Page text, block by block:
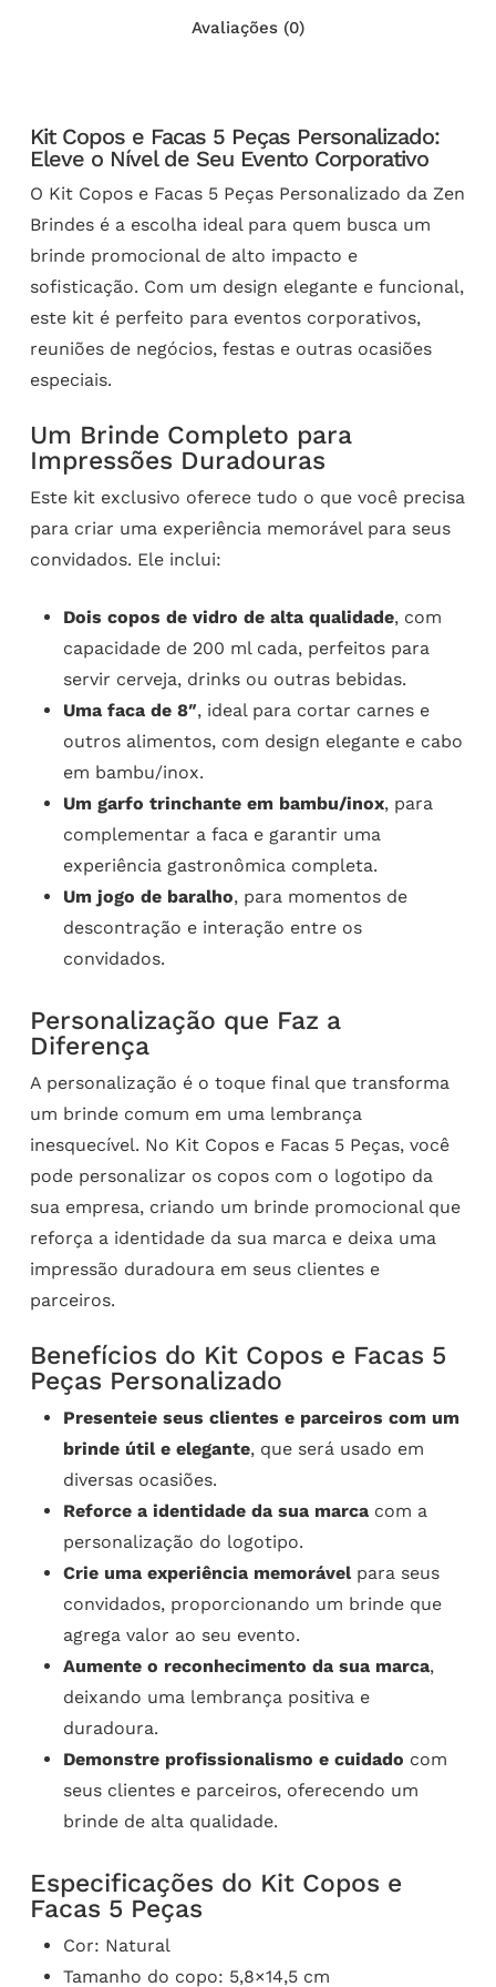
Avaliações (0)
Kit Copos e Facas 5 Peças Personalizado:
Eleve o Nível de Seu Evento Corporativo
O Kit Copos e Facas 5 Peças Personalizado da Zen
Brindes é a escolha ideal para quem busca um
brinde promocional de alto impacto e
sofisticação. Com um design elegante e funcional,
este kit é perfeito para eventos corporativos,
reuniões de negócios, festas e outras ocasiões
especiais.
Um Brinde Completo para
Impressões Duradouras
Este kit exclusivo oferece tudo o que você precisa
para criar uma experiência memorável para seus
convidados. Ele inclui:
Dois copos de vidro de alta qualidade, com
capacidade de 200 ml cada, perfeitos para
servir cerveja, drinks ou outras bebidas.
Uma faca de 8″, ideal para cortar carnes e
outros alimentos, com design elegante e cabo
em bambu/inox.
Um garfo trinchante em bambu/inox, para
complementar a faca e garantir uma
experiência gastronômica completa.
Um jogo de baralho, para momentos de
descontração e interação entre os
convidados.
Personalização que Faz a
Diferença
A personalização é o toque final que transforma
um brinde comum em uma lembrança
inesquecível. No Kit Copos e Facas 5 Peças, você
pode personalizar os copos com o logotipo da
sua empresa, criando um brinde promocional que
reforça a identidade da sua marca e deixa uma
impressão duradoura em seus clientes e
parceiros.
Benefícios do Kit Copos e Facas 5
Peças Personalizado
Presenteie seus clientes e parceiros com um
brinde útil e elegante, que será usado em
diversas ocasiões.
Reforce a identidade da sua marcacom a
personalização do logotipo.
Crie uma experiência memorávelpara seus
convidados, proporcionando um brinde que
agrega valor ao seu evento.
Aumente o reconhecimento da sua marca,
deixando uma lembrança positiva e
duradoura.
Demonstre profissionalismo e cuidado com
seus clientes e parceiros, oferecendo um
brinde de alta qualidade.
Especificações do Kit Copos e
Facas 5 Peças
Cor: Natural
Tamanho do copo: 5,8×14,5 cm